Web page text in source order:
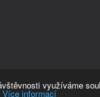
využíváme
Více informací